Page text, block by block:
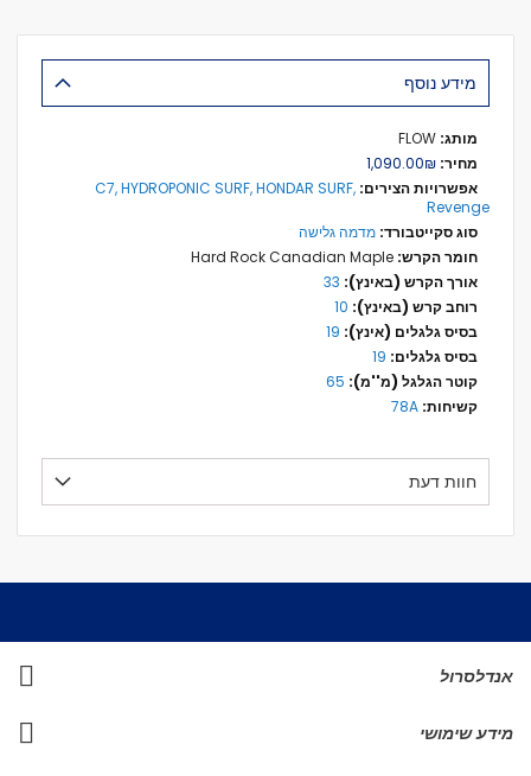
מידע נוסף
מידע
נוסף
₪‏1,090.00
C7, HYDROPONIC SURF, HONDAR SURF,
Revenge
מדמה גלישה
33
10
19
19
65
78A
חוות דעת
אנדלסרול
מידע שימושי